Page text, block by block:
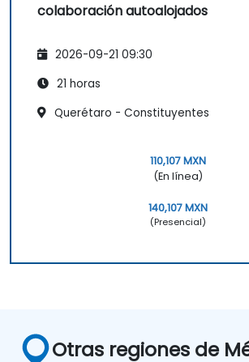
colaboración autoalojados
2026-09-21 09:30
21 horas
Querétaro - Constituyentes
110,107 MXN
(En línea)
140,107 MXN
(Presencial)
Otras regiones de